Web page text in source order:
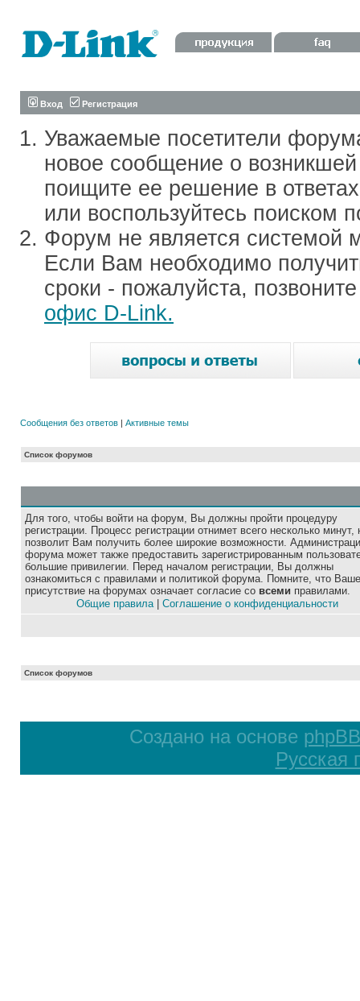
Вход Регистрация
Уважаемые посетители
новое сообщение о
поищите ее решение в
или воспользуйтесь поиском
Форум не является системой
Если Вам необходимо
сроки - пожалуйста,
офис D-Link.
Сообщения без ответов | Активные темы
Список форумов
Для того, чтобы войти на форум, Вы должны пройти процедуру
регистрации. Процесс регистрации отнимет всего несколько минут,
позволит Вам получить более широкие возможности.
форума может также предоставить зарегистрированным
большие привилегии. Перед началом регистрации, Вы должны
ознакомиться с правилами и политикой форума. Помните, что Ваше
присутствие на форумах означает согласие со всеми правилами.
Общие правила| Соглашение о конфиденциальности
Список форумов
Создано на основе phpBB
Русская